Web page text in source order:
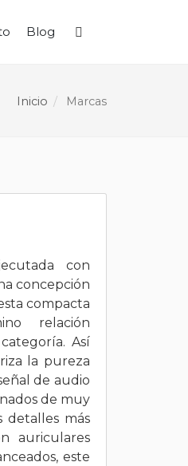
Blog
Inicio Marcas
con
concepción
compacta
relación
Así
la pureza
de audio
de muy
detalles más
auriculares
este